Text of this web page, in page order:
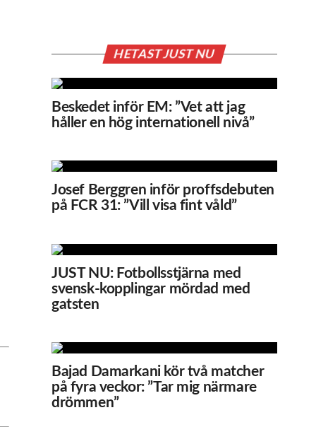
HETAST JUST NU
Beskedet inför EM: ”Vet att jag
håller en hög internationell nivå”
Josef Berggren inför proffsdebuten
på FCR 31: ”Vill visa fint våld”
JUST NU: Fotbollsstjärna med
svensk-kopplingar mördad med
gatsten
Bajad Damarkani kör två matcher
på fyra veckor: ”Tar mig närmare
drömmen”